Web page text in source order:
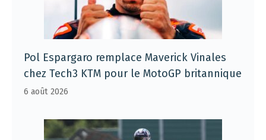
Pol Espargaro remplace Maverick Vinales
chez Tech3 KTM pour le MotoGP britannique
6 août 2026